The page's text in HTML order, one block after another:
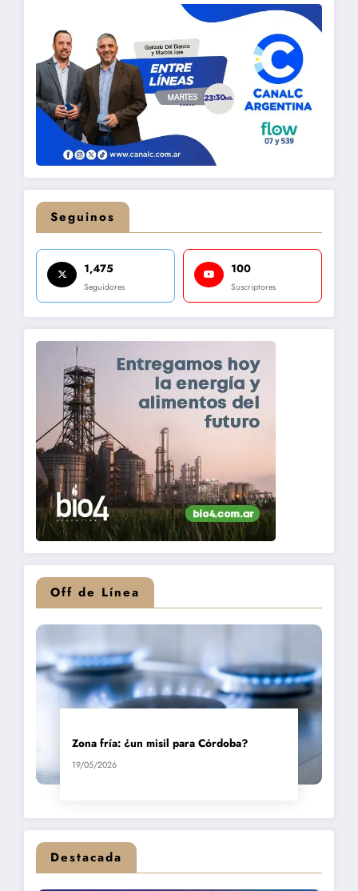
Seguinos
1,475
Seguidores
100
Suscriptores
Off de Línea
Zona fría: ¿un misil para Córdoba?
19/05/2026
Destacada